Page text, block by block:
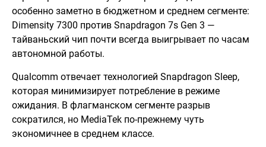
особенно заметно в бюджетном и среднем сегменте:
Dimensity 7300 против Snapdragon 7s Gen 3 —
тайваньский чип почти всегда выигрывает по часам
автономной работы.
Qualcomm отвечает технологией Snapdragon Sleep,
которая минимизирует потребление в режиме
ожидания. В флагманском сегменте разрыв
сократился, но MediaTek по-прежнему чуть
экономичнее в среднем классе.